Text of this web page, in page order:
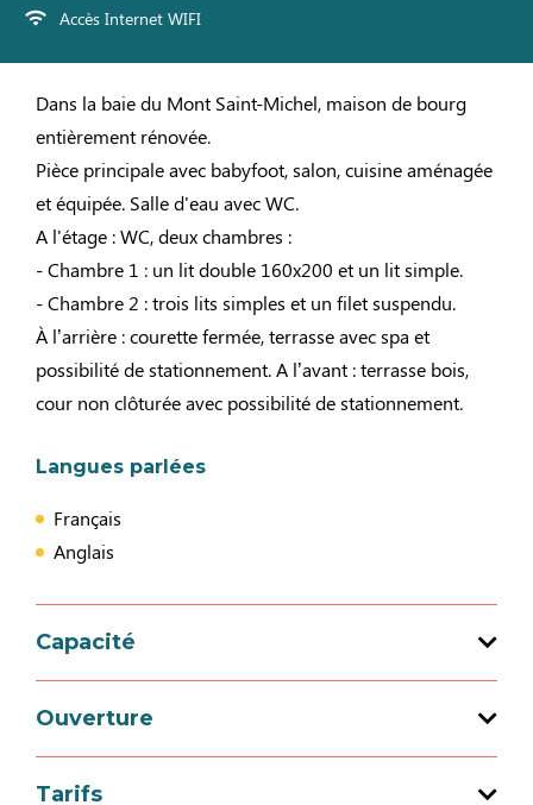
Accès Internet WIFI
Dans la baie du Mont Saint-Michel, maison de bourg
entièrement rénovée.
Pièce principale avec babyfoot, salon, cuisine aménagée
et équipée. Salle d'eau avec WC.
A l'étage : WC, deux chambres :
- Chambre 1 : un lit double 160x200 et un lit simple.
- Chambre 2 : trois lits simples et un filet suspendu.
À l’arrière : courette fermée, terrasse avec spa et
possibilité de stationnement. A l’avant : terrasse bois,
cour non clôturée avec possibilité de stationnement.
Langues parlées
Français
Anglais
Capacité
Capacité d'accueil totale : 6 personne(s)
Ouverture
Tarifs